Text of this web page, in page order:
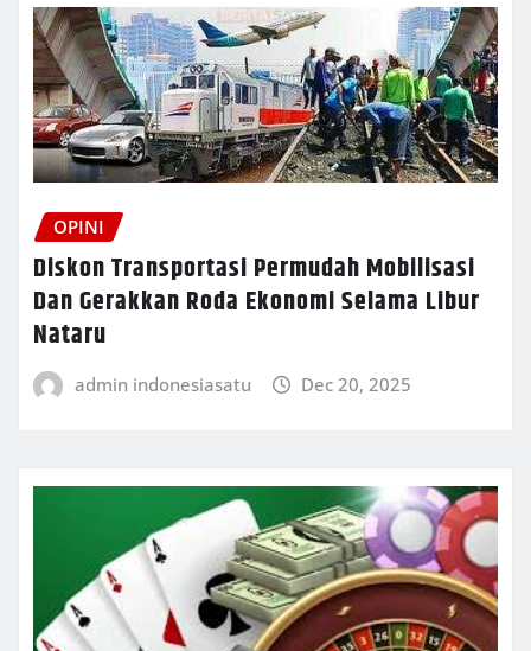
OPINI
Diskon Transportasi Permudah Mobilisasi
Dan Gerakkan Roda Ekonomi Selama Libur
Nataru
admin indonesiasatu Dec 20, 2025